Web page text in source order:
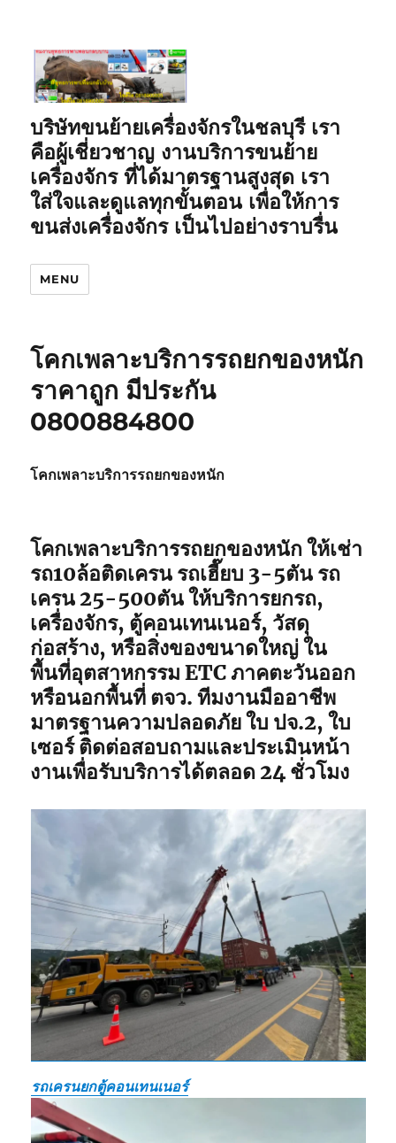
บริษัทขนย้ายเครื่องจักรในชลบุรี เรา
คือผู้เชี่ยวชาญ งานบริการขนย้าย
เครื่องจักร ที่ได้มาตรฐานสูงสุด เรา
ใส่ใจและดูแลทุกขั้นตอน เพื่อให้การ
ขนส่งเครื่องจักร เป็นไปอย่างราบรื่น
MENU
โคกเพลาะบริการรถยกของหนัก
ราคาถูก มีประกัน
0800884800
โคกเพลาะบริการรถยกของหนัก
โคกเพลาะบริการรถยกของหนัก ให้เช่า
รถ10ล้อติดเครน รถเฮี๊ยบ 3-5ตัน รถ
เครน 25-500ตัน ให้บริการยกรถ,
เครื่องจักร, ตู้คอนเทนเนอร์, วัสดุ
ก่อสร้าง, หรือสิ่งของขนาดใหญ่ ใน
พื้นที่อุตสาหกรรม ETC ภาคตะวันออก
หรือนอกพื้นที่ ตจว. ทีมงานมืออาชีพ
มาตรฐานความปลอดภัย ใบ ปจ.2, ใบ
เซอร์ ติดต่อสอบถามและประเมินหน้า
งานเพื่อรับบริการได้ตลอด 24 ชั่วโมง
รถเครนยกตู้คอนเทนเนอร์